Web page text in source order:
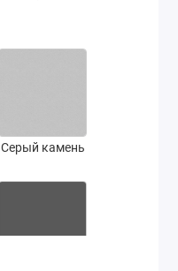
Серый камень